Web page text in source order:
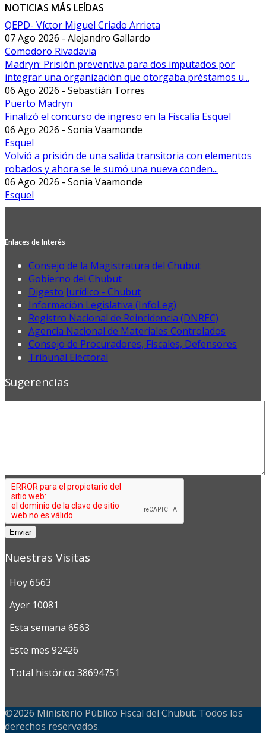
NOTICIAS MÁS LEÍDAS
QEPD- Víctor Miguel Criado Arrieta
07 Ago 2026 - Alejandro Gallardo
Comodoro Rivadavia
Madryn: Prisión preventiva para dos imputados por
integrar una organización que otorgaba préstamos u...
06 Ago 2026 - Sebastián Torres
Puerto Madryn
Finalizó el concurso de ingreso en la Fiscalía Esquel
06 Ago 2026 - Sonia Vaamonde
Esquel
Volvió a prisión de una salida transitoria con elementos
robados y ahora se le sumó una nueva conden...
06 Ago 2026 - Sonia Vaamonde
Esquel
Enlaces de Interés
Consejo de la Magistratura del Chubut
Gobierno del Chubut
Digesto Jurídico - Chubut
Información Legislativa (InfoLeg)
Registro Nacional de Reincidencia (DNREC)
Agencia Nacional de Materiales Controlados
Consejo de Procuradores, Fiscales, Defensores
Tribunal Electoral
Sugerencias
Enviar
Nuestras Visitas
Hoy6563
Ayer 10081
Esta semana 6563
Este mes 92426
Total histórico 38694751
©2026 Ministerio Público Fiscal del Chubut. Todos los
derechos reservados.